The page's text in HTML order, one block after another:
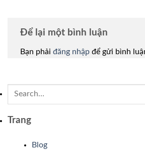
Để lại một bình luận
Bạn phải đăng nhập để gửi bình
Trang
Blog